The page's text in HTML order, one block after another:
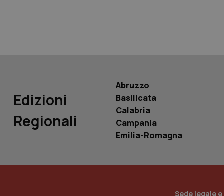
Edizioni
Regionali
Abruzzo
Basilicata
Calabria
Campania
Emilia-Romagna
Sede legale